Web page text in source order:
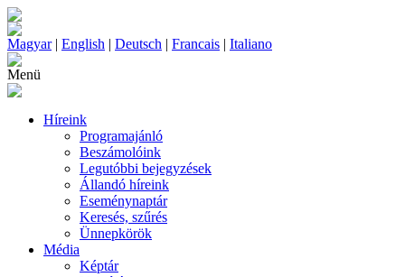
Magyar| English | Deutsch | Francais | Italiano
Menü
Híreink
Programajánló
Beszámolóink
Legutóbbi bejegyzések
Állandó híreink
Eseménynaptár
Keresés, szűrés
Ünnepkörök
Média
Képtár